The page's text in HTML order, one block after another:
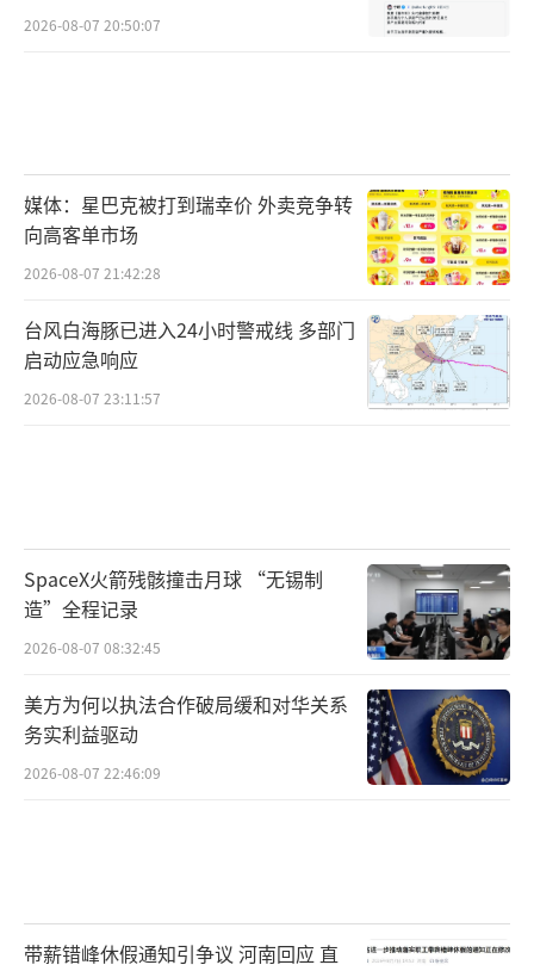
2026-08-07 20:50:07
媒体：星巴克被打到瑞幸价 外卖竞争转
向高客单市场
2026-08-07 21:42:28
台风白海豚已进入24小时警戒线 多部门
启动应急响应
2026-08-07 23:11:57
SpaceX火箭残骸撞击月球 “无锡制
造”全程记录
2026-08-07 08:32:45
美方为何以执法合作破局缓和对华关系
务实利益驱动
2026-08-07 22:46:09
带薪错峰休假通知引争议 河南回应 直